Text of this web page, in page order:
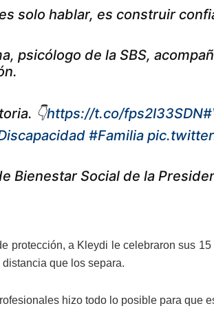
solo hablar, es construir
psicólogo de la SBS,
👇https://t.co/fps2I33SDN
#Familia
Bienestar Social de la
protección, a Kleydi le celebraron sus
que los separa.
hizo todo lo posible para que